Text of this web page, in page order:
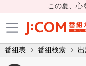
この夏、心
番組表 番組検索